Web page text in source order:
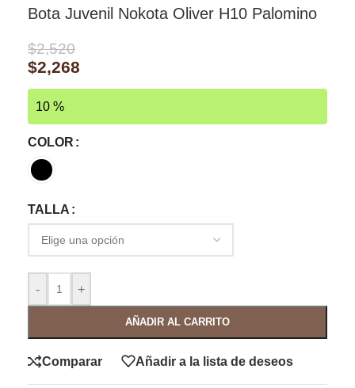
Bota Juvenil Nokota Oliver H10 Palomino
$2,520
$2,268
10 %
COLOR
TALLA
- +
AÑADIR AL CARRITO
Comparar Añadir a la lista de deseos